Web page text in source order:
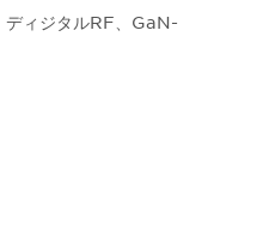
ィジタルRF、GaN-